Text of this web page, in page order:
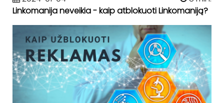
Linkomanija neveikia - kaip atblokuoti Linkomaniją?